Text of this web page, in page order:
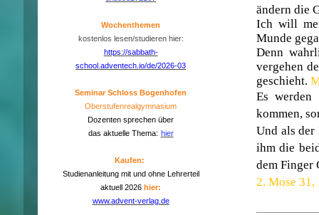
ändern die
Ich will
Munde
Denn
vergehen
geschieht.
Es
kommen,
Und als der
ihm die
dem Finger
2. Mose 31,
Wochenthemen
kostenlos lesen/studieren hier:
https://sabbath-
school.adventech.io/de/2026-03
Seminar Schloss Bogenhofen
Oberstufenrealgymnasium
Dozenten sprechen über
das aktuelle Thema: hier
Kaufen:
Studienanleitung mit und ohne Lehrerteil
aktuell 2026 hier:
www.advent-verlag.de